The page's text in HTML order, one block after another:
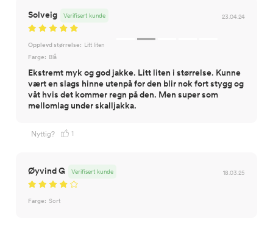
Solveig 23.04.24
Verifisert kunde
Opplevd størrelse: Litt liten
Farge: Blå
Ekstremt myk og god jakke. Litt liten i størrelse. Kunne
vært en slags hinne utenpå for den blir nok fort stygg og
våt hvis det kommer regn på den. Men super som
mellomlag under skalljakka.
Nyttig? 1
Øyvind G 18.03.25
Verifisert kunde
Farge: Sort